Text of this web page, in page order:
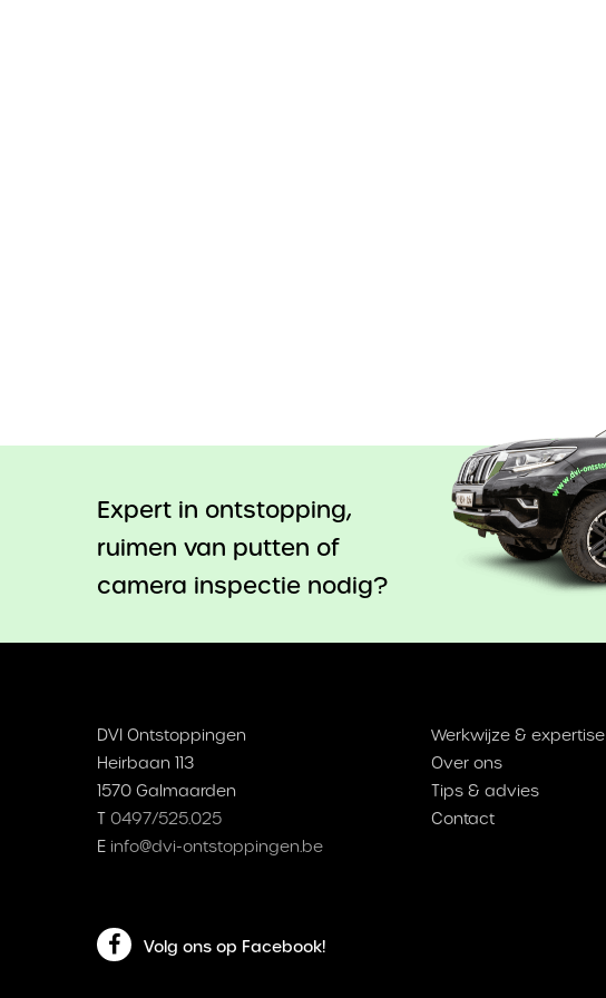
Expert in ontstopping,
ruimen van putten of
camera inspectie nodig?
DVI Ontstoppingen
Heirbaan 113
1570 Galmaarden
T 0497/525.025
E info@dvi-ontstoppingen.be
Volg ons op Facebook!
Werkwijze & expertise
Over ons
Tips & advies
Contact